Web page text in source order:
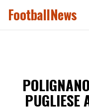
FootballNews
PUGLIESE